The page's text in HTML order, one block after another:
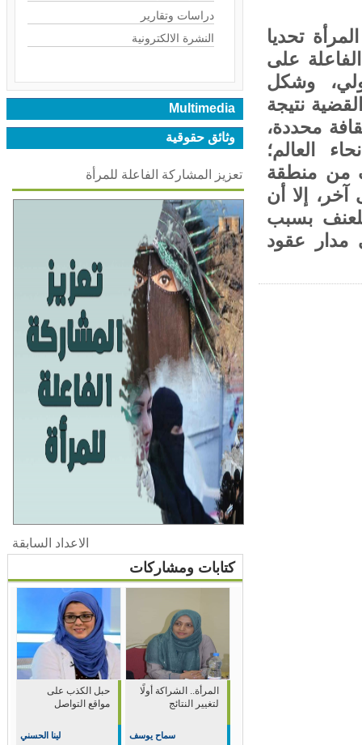
دراسات وتقارير
النشرة الالكترونية
Multimedia
وثائق حقوقية
تعزيز المشاركة الفاعلة للمرأة
الاعداد السابقة
كتابات ومشاركات
حبل الكذب على
مواقع التواصل
لينا الحسني
المرأة.. الشراكة أولًا
لتغيير النتائج
سماح يوسف
تحديا
على
وشكل
نتيجة
محددة،
العالم؛
من منطقة
إلا أن
بسبب
مدار عقود